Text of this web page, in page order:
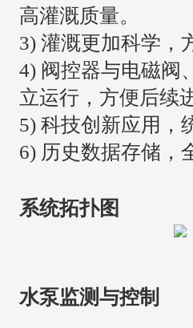
高灌溉质量。
3) 灌溉更加科学，
4) 阀控器与电磁阀
立运行，方便后续
5) 科技创新应用，
6) 历史数据存储，
系统拓扑图
水泵监测与控制